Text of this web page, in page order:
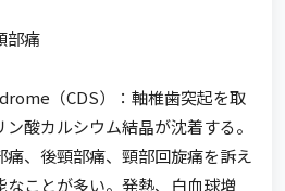
部痛
（CDS）：軸椎歯突起を取
酸カルシウム結晶が沈着する。
、後頸部痛、頸部回旋痛を訴え
ことが多い。発熱、白血球増